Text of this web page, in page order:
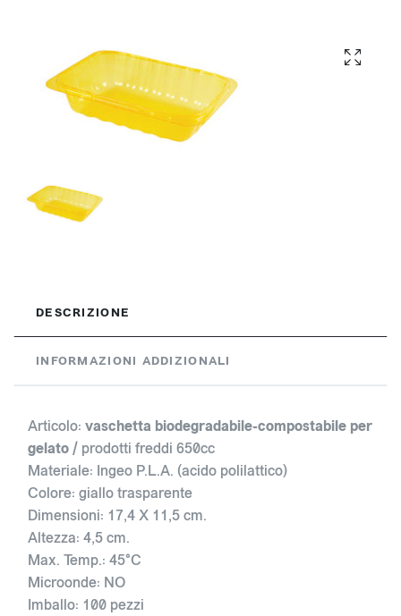
DESCRIZIONE
INFORMAZIONI ADDIZIONALI
Articolo: vaschetta biodegradabile-compostabile per
gelato/ prodotti freddi 650cc
Materiale: Ingeo P.L.A. (acido polilattico)
Colore: giallo trasparente
Dimensioni: 17,4 X 11,5 cm.
Altezza: 4,5 cm.
Max. Temp.: 45°C
Microonde: NO
Imballo: 100 pezzi